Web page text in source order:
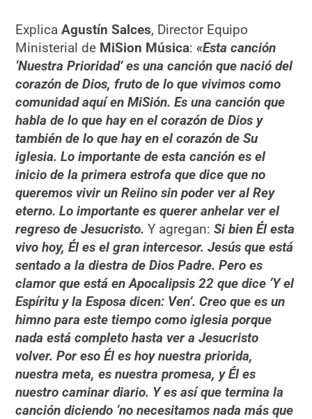
ExplicaAgustín Salces, Director Equipo
Ministerial de MiSion Música: «Esta canción
‘Nuestra Prioridad’ es una canción que nació del
corazón de Dios, fruto de lo que vivimos como
comunidad aquí en MiSión. Es una canción que
habla de lo que hay en el corazón de Dios y
también de lo que hay en el corazón de Su
iglesia. Lo importante de esta canción es el
inicio de la primera estrofa que dice que no
queremos vivir un Reiino sin poder ver al Rey
eterno. Lo importante es querer anhelar ver el
regreso de Jesucristo.Y agregan: Si bien Él esta
vivo hoy, Él es el gran intercesor. Jesús que está
sentado a la diestra de Dios Padre. Pero es
clamor que está en Apocalipsis 22 que dice ‘Y el
Espíritu y la Esposa dicen: Ven’. Creo que es un
himno para este tiempo como iglesia porque
nada está completo hasta ver a Jesucristo
volver. Por eso Él es hoy nuestra priorida,
nuestra meta, es nuestra promesa, y Él es
nuestro caminar diario. Y es así que termina la
canción diciendo ‘no necesitamos nada más que